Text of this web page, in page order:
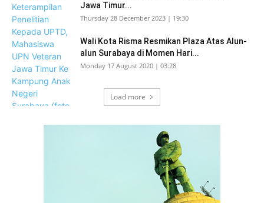
Jawa Timur...
Thursday 28 December 2023 | 19:30
Wali Kota Risma Resmikan Plaza Atas Alun-
alun Surabaya di Momen Hari...
Monday 17 August 2020 | 03:28
Load more